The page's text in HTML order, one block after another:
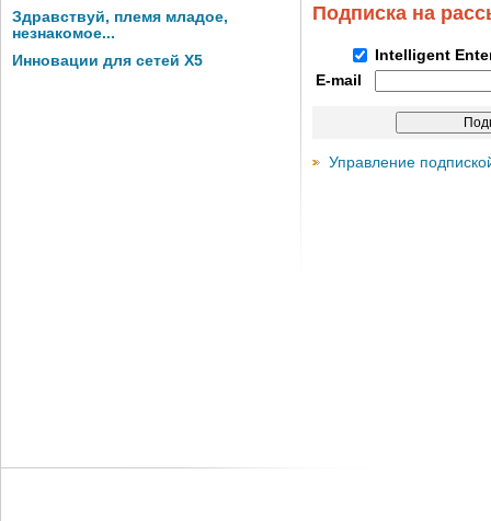
Здравствуй, племя младое,
незнакомое...
Инновации для сетей X5
Подписка на
Intelligent
E-mail
Управление